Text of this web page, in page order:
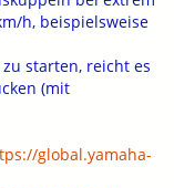
h, beispielsweise
starten, reicht es
(mit
global.yamaha-